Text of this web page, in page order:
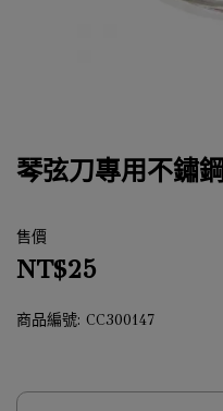
琴弦刀專用不鏽
售價
NT$25
商品編號: CC300147